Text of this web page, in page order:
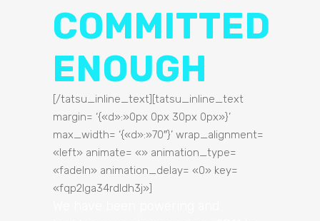
COMMITTED
ENOUGH
[/tatsu_inline_text][tatsu_inline_text
margin= ‘{«d»:»0px 0px 30px 0px»}’
max_width= ‘{«d»:»70″}’ wrap_alignment=
«left» animate= «» animation_type=
«fadeIn» animation_delay= «0» key=
«fqp2lga34rdldh3j»]